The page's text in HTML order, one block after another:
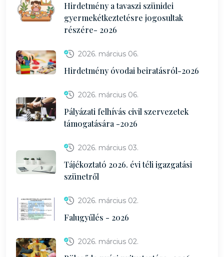
Hirdetmény a tavaszi szünidei
gyermekétkeztetésre jogosultak
részére- 2026
2026. március 06.
Hirdetmény óvodai beiratásról-2026
2026. március 06.
Pályázati felhívás civil szervezetek
támogatására -2026
2026. március 03.
Tájékoztató 2026. évi téli igazgatási
szünetről
2026. március 02.
Falugyűlés - 2026
2026. március 02.